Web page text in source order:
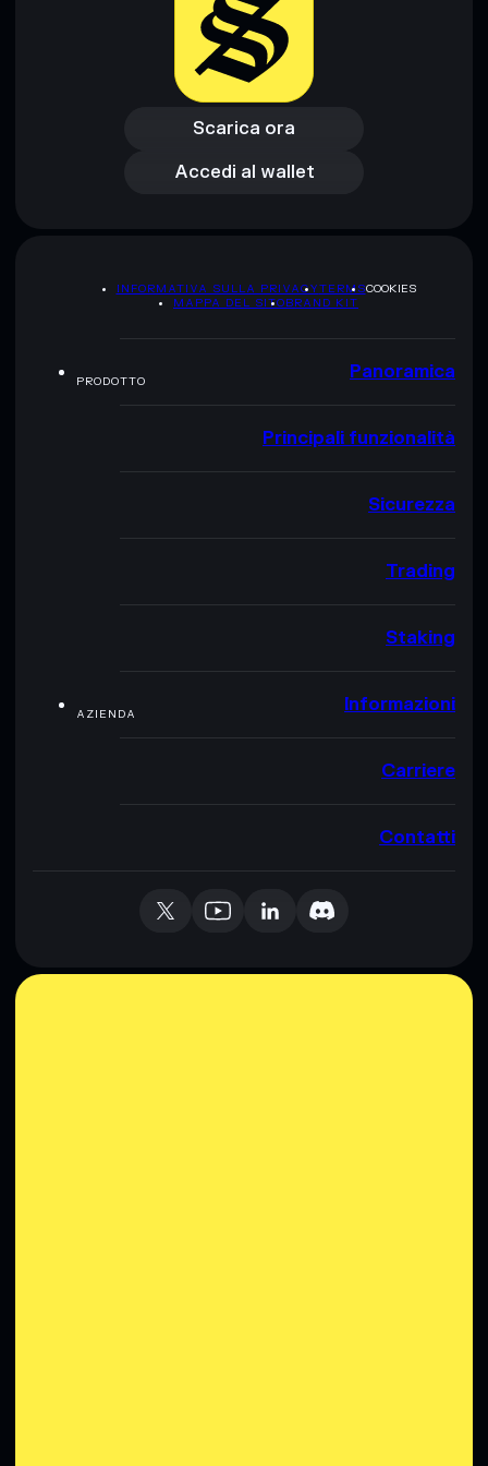
Scarica ora
Scarica ora
Accedi al wallet
Accedi al wallet
INFORMATIVA SULLA PRIVACYTERMSCOOKIES
MAPPA DEL SITOBRAND KIT
PRODOTTO Panoramica
Principali funzionalità
Sicurezza
Trading
Staking
AZIENDA Informazioni
Carriere
Contatti